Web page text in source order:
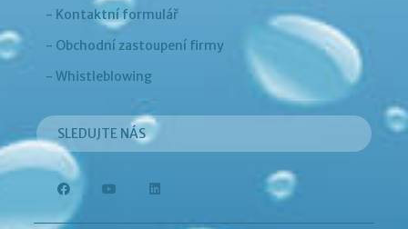
- Kontaktní formulář
- Obchodní zastoupení firmy
- Whistleblowing
SLEDUJTE NÁS